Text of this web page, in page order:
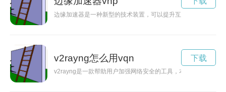
边缘加速器是一种新型的技术装置，可以提升互联网速度，优
v2rayng怎么用vqn
v2rayng是一款帮助用户加强网络安全的工具，本文将介绍如何
下载